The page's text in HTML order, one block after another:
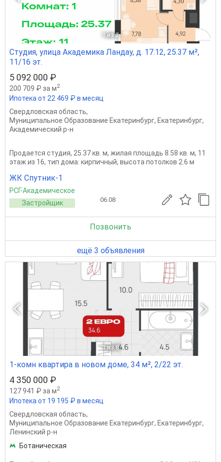
1 из 2
Студия, улица Академика Ландау, д. 17.12, 25.37 м²,
11/16 эт.
5 092 000 ₽
200 709 ₽ за м2
Ипотека от 22 469 ₽ в месяц
Свердловская область,
Муниципальное Образование Екатеринбург, Екатеринбург,
Академический р-н
Продается студия, 25.37 кв. м, жилая площадь 8.58 кв. м, 11
этаж из 16, тип дома: кирпичный, высота потолков 2.6 м
ЖК Спутник-1
РСГ-Академическое
Застройщик
06.08
Позвонить
ещё 3 объявления
1 из 8
1-комн квартира в новом доме, 34 м², 2/22 эт.
4 350 000 ₽
127 941 ₽ за м2
Ипотека от 19 195 ₽ в месяц
Свердловская область,
Муниципальное Образование Екатеринбург, Екатеринбург,
Ленинский р-н
Ботаническая